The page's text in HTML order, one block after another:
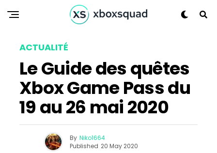
ACTUALITÉ
Le Guide des quêtes
Xbox Game Pass du
19 au 26 mai 2020
By Niko1664
Published 20 May 2020